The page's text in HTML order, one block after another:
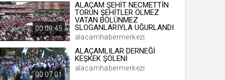
yıl
00:09:45
ALAÇAM ŞEHİT NECMETTİN
TORUN ŞEHİTLER ÖLMEZ
VATAN BÖLÜNMEZ
SLOGANLARIYLA UĞURLANDI
alacamhabermerkezi
00:07:01
ALAÇAMLILAR DERNEĞİ
KEŞKEK ŞÖLENİ
alacamhabermerkezi